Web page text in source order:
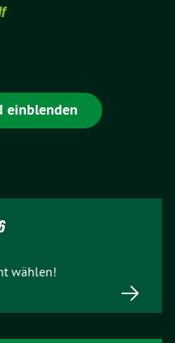
einblenden
wählen!